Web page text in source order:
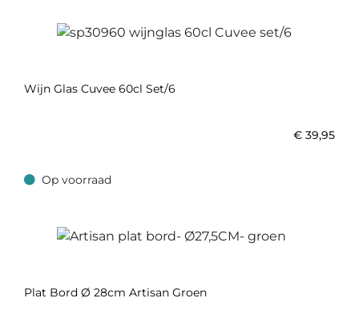
Wijn Glas Cuvee 60cl Set/6
€ 39,95
Op voorraad
Op voorraad
Plat Bord Ø 28cm Artisan Groen